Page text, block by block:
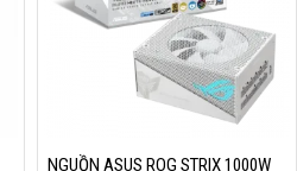
NGUỒN ASUS ROG STRIX 1000W